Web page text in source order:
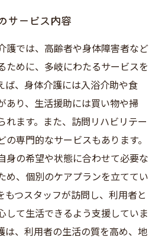
サービス内容
護では、高齢者や身体障害者など
ために、多岐にわたるサービスを
ば、身体介護には入浴介助や食
あり、生活援助には買い物や掃
れます。また、訪問リハビリテー
の専門的なサービスもあります。
身の希望や状態に合わせて必要な
め、個別のケアプランを立ててい
もつスタッフが訪問し、利用者と
して生活できるよう支援していま
は、利用者の生活の質を高め、地